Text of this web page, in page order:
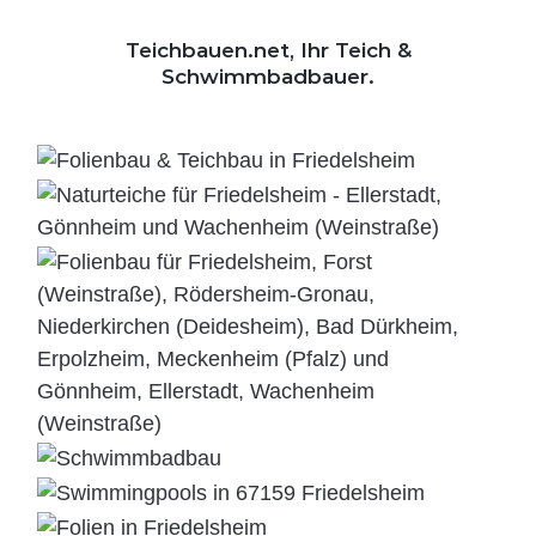
Teichbauen.net, Ihr Teich &
Schwimmbadbauer.